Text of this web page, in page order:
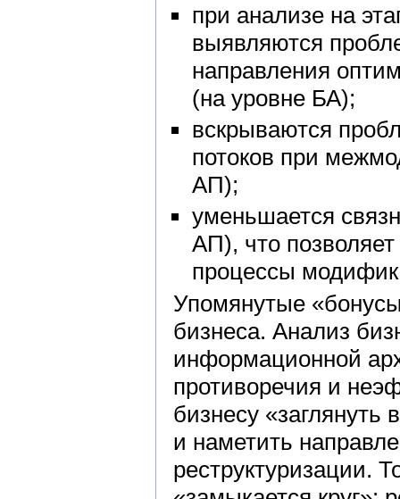
при анализе на
выявляются
направления
(на уровне БА);
вскрываются
потоков при
АП);
уменьшается
АП), что
процессы
Упомянутые
бизнеса. Анализ
информационной
противоречия и
бизнесу «заглянуть
и наметить
реструктуризации.